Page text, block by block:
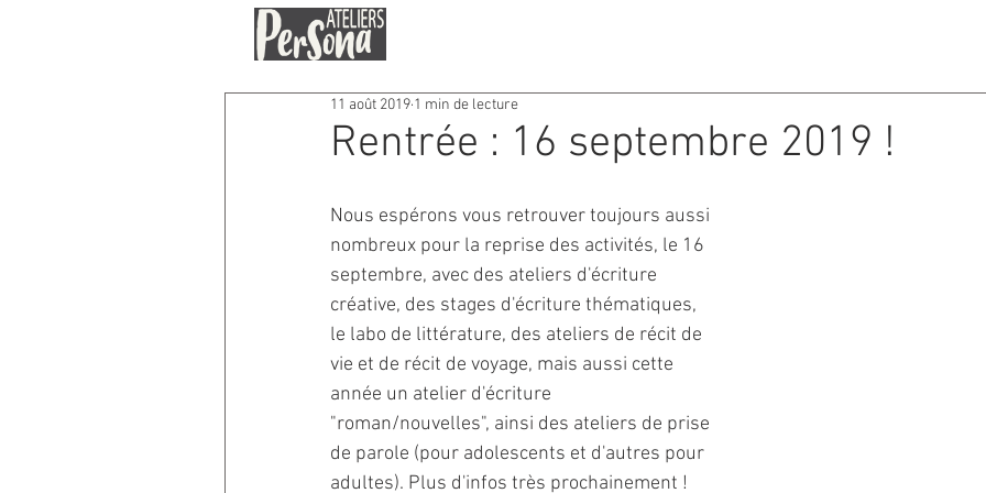
Rentrée : 16 septembre 2019 !
11 août 2019 1 min de lecture
Nous espérons vous retrouver toujours aussi
nombreux pour la reprise des activités, le 16
septembre, avec des ateliers d'écriture
créative, des stages d'écriture thématiques,
le labo de littérature, des ateliers de récit de
vie et de récit de voyage, mais aussi cette
année un atelier d'écriture
"roman/nouvelles", ainsi des ateliers de prise
de parole (pour adolescents et d'autres pour
adultes). Plus d'infos très prochainement !